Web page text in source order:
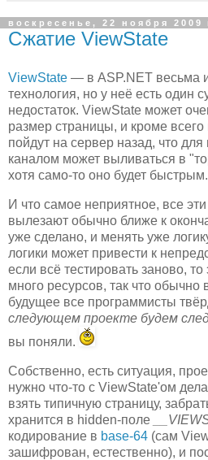
воскресенье, 22 ноября 2009
Сжатие ViewState
ViewState — в ASP.NET весьма
технология, но у неё есть один
недостаток. ViewState может
размер страницы, и кроме
пойдут на сервер назад, что для
каналом может выливаться в
хотя само-то оно будет быстрым.
И что самое неприятное, все
вылезают обычно ближе к
уже сделано, и менять уже
логики может привести к
если всё тестировать заново,
много ресурсов, так что обычно
будущее все программисты
следующем проекте будем
вы поняли.
Собственно, есть ситуация,
нужно что-то с ViewState'ом
взять типичную страницу,
хранится в hidden-поле
кодирование в base-64 (сам
зашифрован, естественно), и